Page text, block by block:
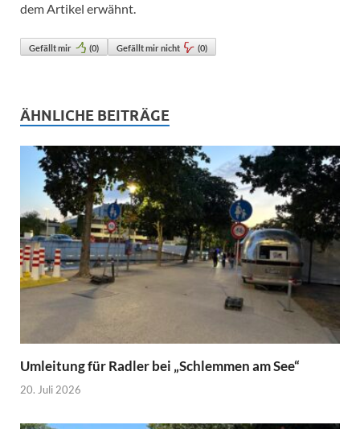
dem Artikel erwähnt.
Gefällt mir (0) Gefällt mir nicht (0)
ÄHNLICHE BEITRÄGE
Umleitung für Radler bei „Schlemmen am See“
20. Juli 2026